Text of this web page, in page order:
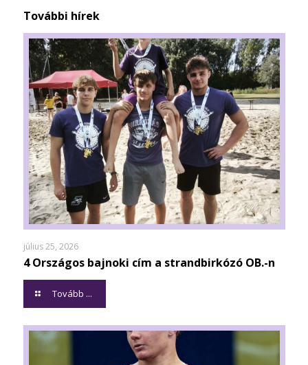
További hírek
július 25, 2026
4 Országos bajnoki cím a strandbirkózó OB.-n
Tovább ...